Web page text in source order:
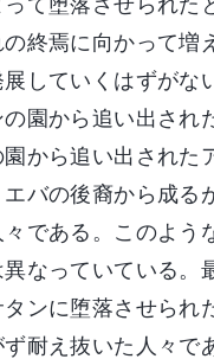
終焉に向かって
していくはずが
園から追い出さ
から追い出され
バの後裔から成
である。このよ
なっていている
ンに堕落させられ
耐え抜いた人々